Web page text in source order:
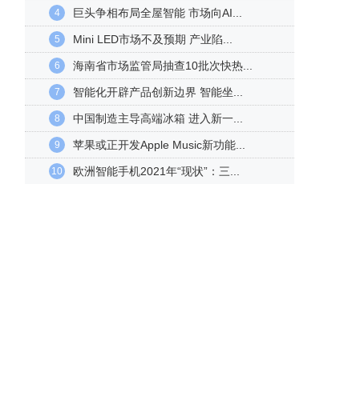
4 巨头争相布局全屋智能 市场向AI...
5 Mini LED市场不及预期 产业陷...
6 海南省市场监管局抽查10批次快热...
7 智能化开辟产品创新边界 智能坐...
8 中国制造主导高端冰箱 进入新一...
9 苹果或正开发Apple Music新功能...
10 欧洲智能手机2021年“现状”：三...